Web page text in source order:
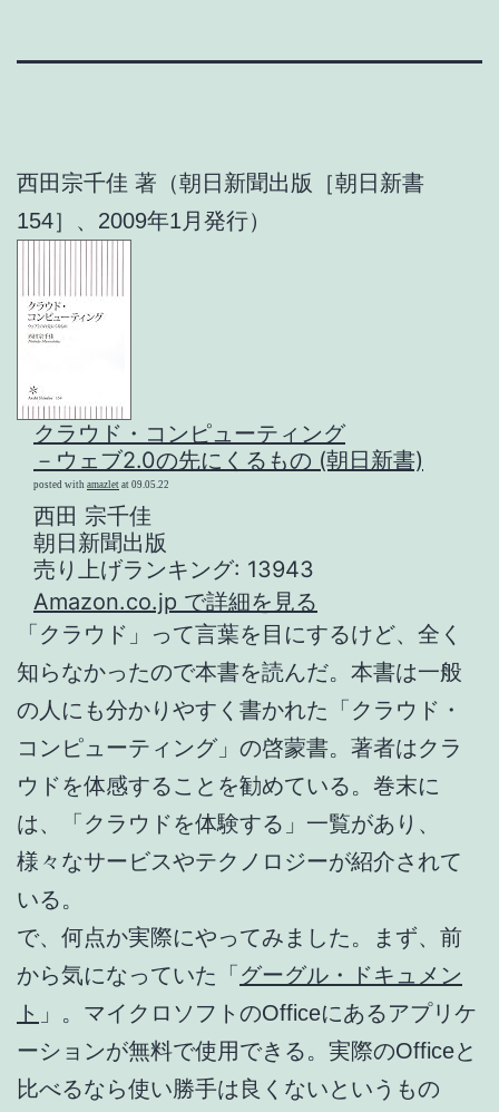
西田宗千佳 著（朝日新聞出版［朝日新書
154］、2009年1月発行）
クラウド・コンピューティング
－ウェブ2.0の先にくるもの (朝日新書)
posted with amazlet at 09.05.22
西田 宗千佳
朝日新聞出版
売り上げランキング: 13943
Amazon.co.jp で詳細を見る
「クラウド」って言葉を目にするけど、全く
知らなかったので本書を読んだ。本書は一般
の人にも分かりやすく書かれた「クラウド・
コンピューティング」の啓蒙書。著者はクラ
ウドを体感することを勧めている。巻末に
は、「クラウドを体験する」一覧があり、
様々なサービスやテクノロジーが紹介されて
いる。
で、何点か実際にやってみました。まず、前
から気になっていた「グーグル・ドキュメン
ト 」。マイクロソフトのOfficeにあるアプリケ
ーションが無料で使用できる。実際のOfficeと
比べるなら使い勝手は良くないというもの